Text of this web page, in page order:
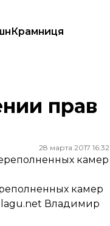
Крамниця
прав
28 марта 2017 16:32
камер
камер
Владимир